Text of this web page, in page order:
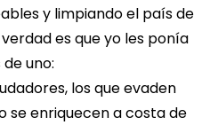
y limpiando el país de
es que yo les ponía
uno:
los que evaden
se enriquecen a costa de